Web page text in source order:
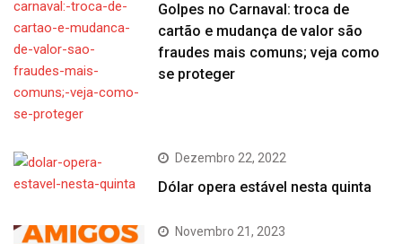
Golpes no Carnaval: troca de
cartão e mudança de valor são
fraudes mais comuns; veja como
se proteger
Dezembro 22, 2022
Dólar opera estável nesta quinta
Novembro 21, 2023